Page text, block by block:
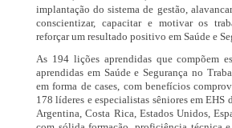
implantação do sistema de gestão,
conscientizar, capacitar e motivar os
reforçar um resultado positivo em Saúde e
As 194 lições aprendidas que compõem
aprendidas em Saúde e Segurança no
em forma de cases, com benefícios
178 líderes e especialistas sêniores em EHS
Argentina, Costa Rica, Estados Unidos,